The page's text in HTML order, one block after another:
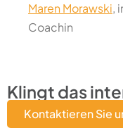
Maren Morawski,
Coachin
Klingt das
Kontaktieren Sie